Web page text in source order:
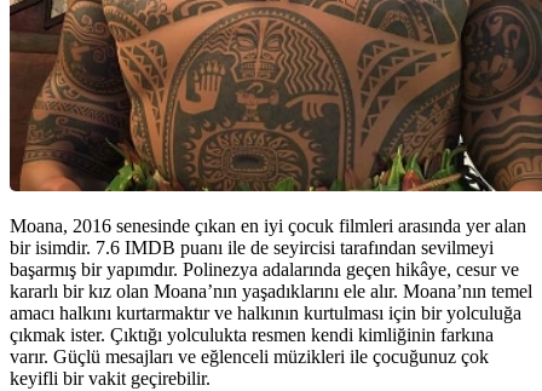
Moana, 2016 senesinde çıkan en iyi çocuk filmleri arasında yer alan
bir isimdir. 7.6 IMDB puanı ile de seyircisi tarafından sevilmeyi
başarmış bir yapımdır. Polinezya adalarında geçen hikâye, cesur ve
kararlı bir kız olan Moana’nın yaşadıklarını ele alır. Moana’nın temel
amacı halkını kurtarmaktır ve halkının kurtulması için bir yolculuğa
çıkmak ister. Çıktığı yolculukta resmen kendi kimliğinin farkına
varır. Güçlü mesajları ve eğlenceli müzikleri ile çocuğunuz çok
keyifli bir vakit geçirebilir.